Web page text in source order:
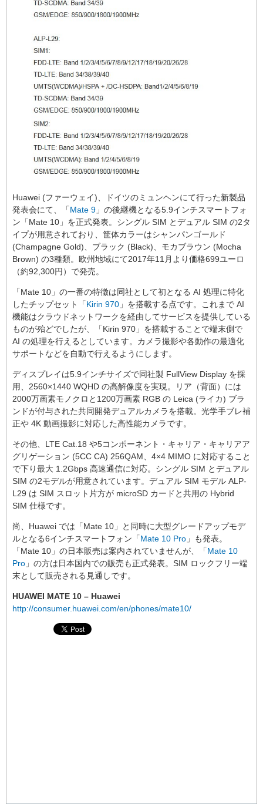
Huawei (ファーウェイ)、ドイツのミュンヘンにて行った新製品
発表会にて、「Mate 9 」の後継機となる5.9インチスマートフォ
ン「Mate 10」を正式発表。シングル SIM とデュアル SIM の2タ
イプが用意されており、筐体カラーはシャンパンゴールド
(Champagne Gold)、ブラック (Black)、モカブラウン (Mocha
Brown) の3種類。欧州地域にて2017年11月より価格699ユーロ
（約92,300円）で発売。
「Mate 10」の一番の特徴は同社として初となる AI 処理に特化
したチップセット「Kirin 970 」を搭載する点です。これまで AI
機能はクラウドネットワークを経由してサービスを提供している
ものが殆どでしたが、「Kirin 970」を搭載することで端末側で
AI の処理を行えるとしています。カメラ撮影や各動作の最適化
サポートなどを自動で行えるようにします。
ディスプレイは5.9インチサイズで同社製 FullView Display を採
用、2560×1440 WQHD の高解像度を実現。リア（背面）には
2000万画素モノクロと1200万画素 RGB の Leica (ライカ) ブラ
ンドが付与された共同開発デュアルカメラを搭載。光学手ブレ補
正や 4K 動画撮影に対応した高性能カメラです。
その他、LTE Cat.18 や5コンポーネント・キャリア・キャリアア
グリゲーション (5CC CA) 256QAM、4×4 MIMO に対応すること
で下り最大 1.2Gbps 高速通信に対応。シングル SIM とデュアル
SIM の2モデルが用意されています。デュアル SIM モデル ALP-
L29 は SIM スロット片方が microSD カードと共用の Hybrid
SIM 仕様です。
尚、Huawei では「Mate 10」と同時に大型グレードアップモデ
ルとなる6インチスマートフォン「Mate 10 Pro 」も発表。
「Mate 10」の日本販売は案内されていませんが、「Mate 10
Pro 」の方は日本国内での販売も正式発表。SIM ロックフリー端
末として販売される見通しです。
HUAWEI MATE 10 – Huawei
http://consumer.huawei.com/en/phones/mate10/